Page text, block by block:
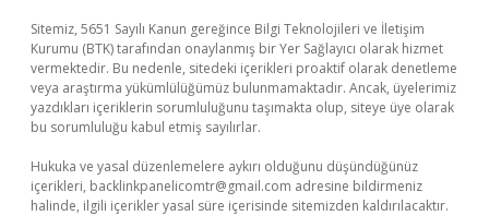
Sitemiz, 5651 Sayılı Kanun gereğince Bilgi Teknolojileri ve İletişim
Kurumu (BTK) tarafından onaylanmış bir Yer Sağlayıcı olarak hizmet
vermektedir. Bu nedenle, sitedeki içerikleri proaktif olarak denetleme
veya araştırma yükümlülüğümüz bulunmamaktadır. Ancak, üyelerimiz
yazdıkları içeriklerin sorumluluğunu taşımakta olup, siteye üye olarak
bu sorumluluğu kabul etmiş sayılırlar.
Hukuka ve yasal düzenlemelere aykırı olduğunu düşündüğünüz
içerikleri, backlinkpanelicomtr@gmail.com adresine bildirmeniz
halinde, ilgili içerikler yasal süre içerisinde sitemizden kaldırılacaktır.